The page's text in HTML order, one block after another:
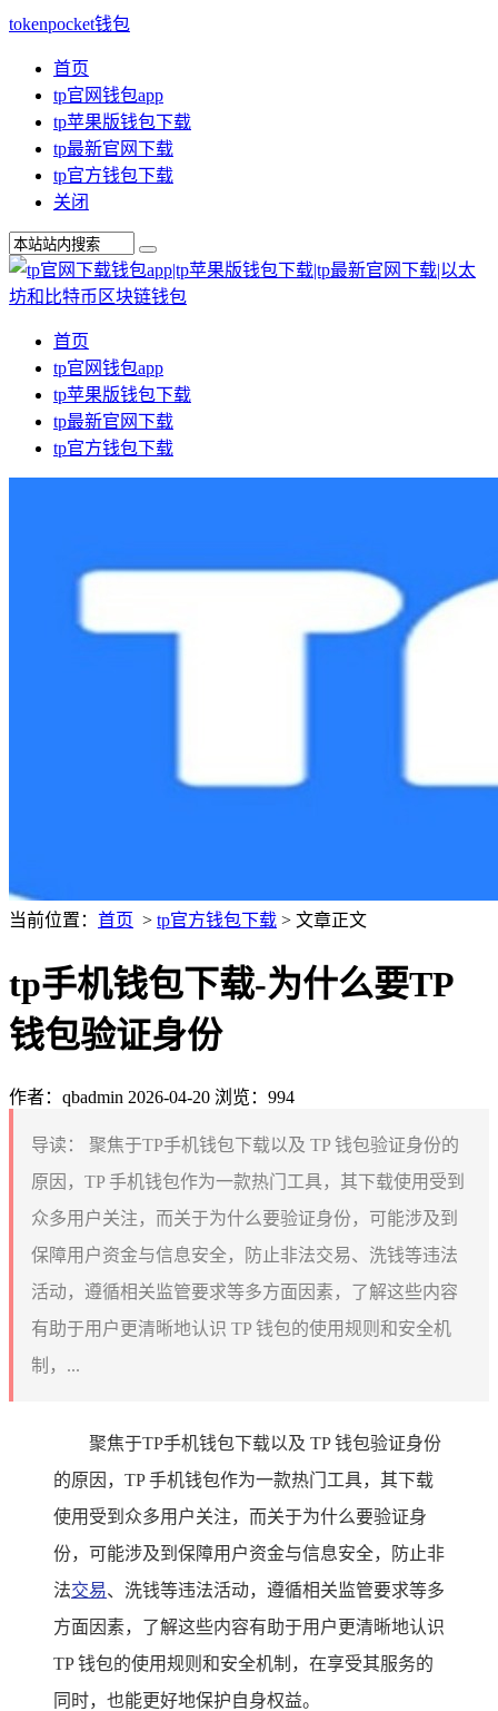
tokenpocket钱包
首页
tp官网钱包app
tp苹果版钱包下载
tp最新官网下载
tp官方钱包下载
关闭
首页
tp官网钱包app
tp苹果版钱包下载
tp最新官网下载
tp官方钱包下载
当前位置： 首页 > tp官方钱包下载 > 文章正文
tp手机钱包下载-为什么要TP
钱包验证身份
作者：qbadmin 2026-04-20 浏览：994
导读：
聚焦于TP手机钱包下载以及 TP 钱包验证身份的
原因，TP 手机钱包作为一款热门工具，其下载使用受到
众多用户关注，而关于为什么要验证身份，可能涉及到
保障用户资金与信息安全，防止非法交易、洗钱等违法
活动，遵循相关监管要求等多方面因素，了解这些内容
有助于用户更清晰地认识 TP 钱包的使用规则和安全机
制，...
聚焦于TP手机钱包下载以及 TP 钱包验证身份
的原因，TP 手机钱包作为一款热门工具，其下载
使用受到众多用户关注，而关于为什么要验证身
份，可能涉及到保障用户资金与信息安全，防止非
法交易、洗钱等违法活动，遵循相关监管要求等多
方面因素，了解这些内容有助于用户更清晰地认识
TP 钱包的使用规则和安全机制，在享受其服务的
同时，也能更好地保护自身权益。